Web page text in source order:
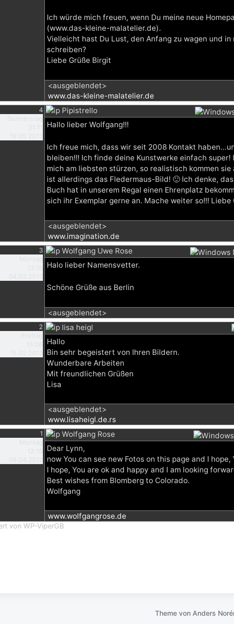
Ich würde mich freuen, wenn Du meine neue
(www.das-kleine-malatelier.de).
Vielleicht hast Du Lust, den Anfang zu wagen und in
schreiben?
Liebe Grüße Birgit
<ausgeblendet>
www.das-kleine-malatelier.de
4
Pipistrello
Hallo lieber Wolfgang!!!
Ich freue mich, dass wir seit 2008 Kontakt
bleiben!!! Ich finde deine Kunstwerke einfach super!
mich am liebsten stürzen, so realistisch kommen
ist allerdings das Fledermaus-Bild! 🙂 Ich denke,
Buch hat in unserem Regal einen Ehrenplatz
sich ihr Exemplar gerne an. Mache weiter so!!!
<ausgeblendet>
www.imagination.de
3
Wolfgang Uwe Rose
Halo lieber Namensvetter.
Schöne Grüße aus Berlin
<ausgeblendet>
2
lisa heigl
Hallo
Bin sehr begeistert von Ihren Bildern.
Wunderbare Arbeiten
Mit freundlichen Grüßen
Lisa
<ausgeblendet>
www.lisaheigl.de.rs
1
Wolfgang Rose
Dear Lynn,
now You can see new Fotos on this page and I hope,
I hope, You are ok and happy and I am looking
Best wishes from Blomberg to Colorado.
Wolfgang
www.wolfgangrose.de
von WP-ViperGB
Theme von Anders